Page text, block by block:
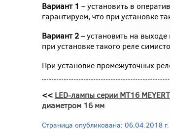
Вариант 1 – установить в
гарантируем, что при установке
Вариант 2– установить на
при установке такого реле
При установке промежуточных
<< LED-лампы серии MT16
диаметром 16 мм
Страница опубликована: 06.04.2018 г.